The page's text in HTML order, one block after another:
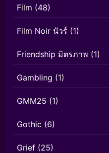
Film (48)
Film Noir นัวร์ (1)
Friendship มิตรภาพ (1)
Gambling (1)
GMM25 (1)
Gothic (6)
Grief (25)